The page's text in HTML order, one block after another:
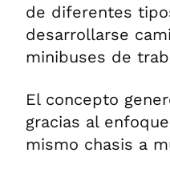
de diferentes
desarrollarse
minibuses de
El concepto
gracias al
mismo chasis a